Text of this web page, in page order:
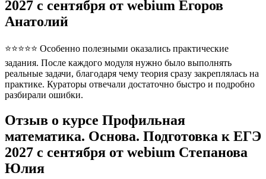
2027 с сентября от webium Егоров
Анатолий
⭐⭐⭐⭐⭐ Особенно полезными оказались практические
задания. После каждого модуля нужно было выполнять
реальные задачи, благодаря чему теория сразу закреплялась на
практике. Кураторы отвечали достаточно быстро и подробно
разбирали ошибки.
Отзыв о курсе Профильная
математика. Основа. Подготовка к ЕГЭ
2027 с сентября от webium Степанова
Юлия